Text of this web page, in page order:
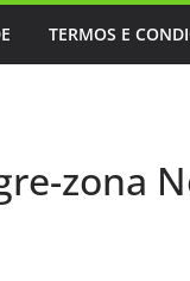
TERMOS E
zona